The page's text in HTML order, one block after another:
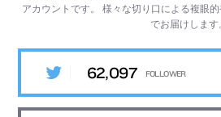
アカウントです。様々な切り口による複眼
でお届けします。
62,097